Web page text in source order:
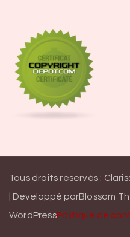
Tous droits réservés :
| Developpé parBlossom
WordPressPolitique de